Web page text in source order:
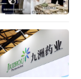
高于同台竞
所图，相比